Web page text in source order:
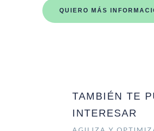
QUIERO MÁS
TAMBIÉN TE
INTERESAR